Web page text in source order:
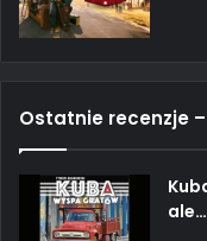
Ostatnie recenzje –
ale…